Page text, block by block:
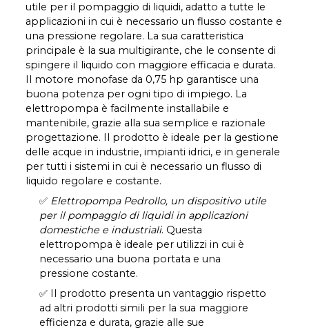
utile per il pompaggio di liquidi, adatto a tutte le
applicazioni in cui è necessario un flusso costante e
una pressione regolare. La sua caratteristica
principale è la sua multigirante, che le consente di
spingere il liquido con maggiore efficacia e durata.
Il motore monofase da 0,75 hp garantisce una
buona potenza per ogni tipo di impiego. La
elettropompa è facilmente installabile e
mantenibile, grazie alla sua semplice e razionale
progettazione. Il prodotto è ideale per la gestione
delle acque in industrie, impianti idrici, e in generale
per tutti i sistemi in cui è necessario un flusso di
liquido regolare e costante.
✅ Elettropompa Pedrollo, un dispositivo utile
per il pompaggio di liquidi in applicazioni
domestiche e industriali. Questa
elettropompa è ideale per utilizzi in cui è
necessario una buona portata e una
pressione costante.
✅ Il prodotto presenta un vantaggio rispetto
ad altri prodotti simili per la sua maggiore
efficienza e durata, grazie alle sue